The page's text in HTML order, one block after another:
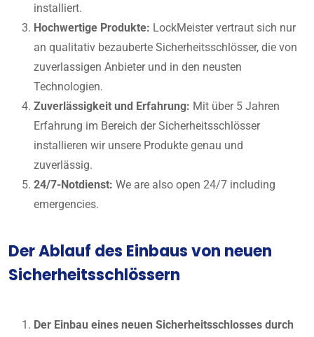
installiert.
Hochwertige Produkte: LockMeister vertraut sich nur
an qualitativ bezauberte Sicherheitsschlösser, die von
zuverlassigen Anbieter und in den neusten
Technologien.
Zuverlässigkeit und Erfahrung: Mit über 5 Jahren
Erfahrung im Bereich der Sicherheitsschlösser
installieren wir unsere Produkte genau und
zuverlässig.
24/7-Notdienst: We are also open 24/7 including
emergencies.
Der Ablauf des Einbaus von neuen
Sicherheitsschlössern
Der Einbau eines neuen Sicherheitsschlosses durch